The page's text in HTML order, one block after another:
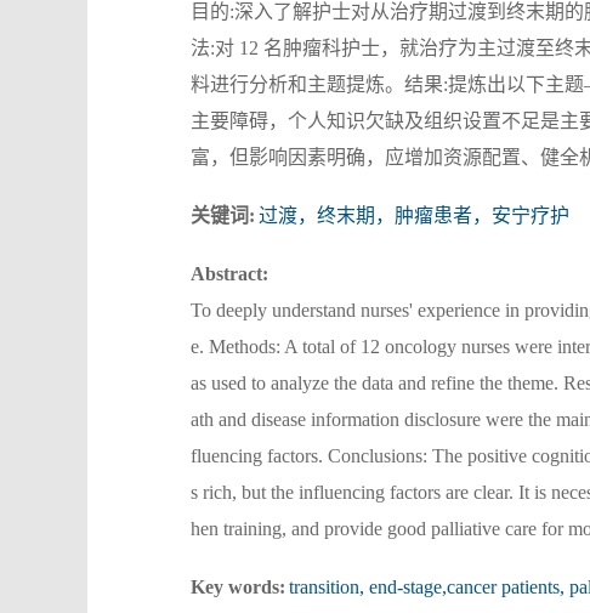
目的:深入了解护士对从治疗期过渡到终末期
法:对 12 名肿瘤科护士，就治疗为主过渡至终
料进行分析和主题提炼。结果:提炼出以下主
主要障碍，个人知识欠缺及组织设置不足是
富，但影响因素明确，应增加资源配置、健全
关键词: 过渡，终末期，肿瘤患者，安宁疗护
Abstract:
To deeply understand nurses' experience in
e. Methods: A total of 12 oncology nurses were
as used to analyze the data and refine the theme.
ath and disease information disclosure were the
fluencing factors. Conclusions: The positive
s rich, but the influencing factors are clear. It is
hen training, and provide good palliative care for
Key words: transition, end-stage,cancer patients,